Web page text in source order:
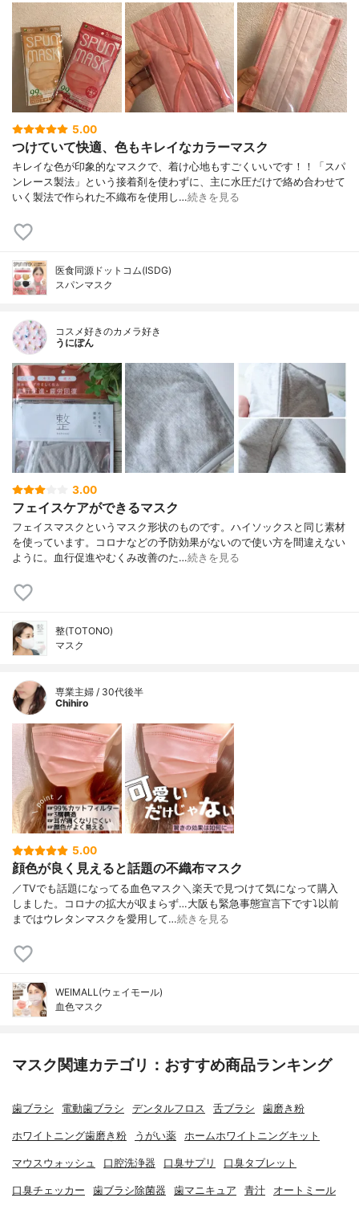
5.00
つけていて快適、色もキレイなカラーマスク
キレイな色が印象的なマスクで、着け心地もすごくいいです！！「スパ
ンレース製法」という接着剤を使わずに、主に水圧だけで絡め合わせて
いく製法で作られた不織布を使用し…続きを見る
医食同源ドットコム(ISDG)
スパンマスク
コスメ好きのカメラ好き
うにぽん
3.00
フェイスケアができるマスク
フェイスマスクというマスク形状のものです。ハイソックスと同じ素材
を使っています。コロナなどの予防効果がないので使い方を間違えない
ように。血行促進やむくみ改善のた…続きを見る
整(TOTONO)
マスク
専業主婦 / 30代後半
Chihiro
5.00
顔色が良く見えると話題の不織布マスク
／TVでも話題になってる血色マスク＼楽天で見つけて気になって購入
しました。コロナの拡大が収まらず…大阪も緊急事態宣言下です⤵︎以前
まではウレタンマスクを愛用して…続きを見る
WEIMALL(ウェイモール)
血色マスク
マスク関連カテゴリ：おすすめ商品ランキング
歯ブラシ 電動歯ブラシ デンタルフロス 舌ブラシ 歯磨き粉
ホワイトニング歯磨き粉 うがい薬 ホームホワイトニングキット
マウスウォッシュ 口腔洗浄器 口臭サプリ 口臭タブレット
口臭チェッカー 歯ブラシ除菌器 歯マニキュア 青汁 オートミール